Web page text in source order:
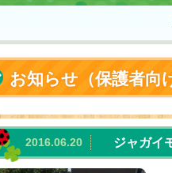
お知らせ（保護者向
ジャガイ
2016.06.20